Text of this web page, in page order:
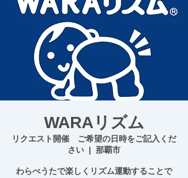
WARAリズム
リクエスト開催 ご希望の日時をご記入くだ
さい
  |
那覇市
わらべうたで楽しくリズム運動することで